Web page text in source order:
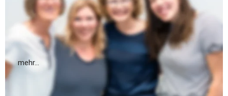
Kinder-Therapie, Therapie für Kindern mit Inkontinenzproblemen,
Psychomotorik, Medical Taping, Fußtherapie nach Zukunft-
Huber, Craniosacrale Therapie, Brüggertherapie, Orofaziale
Regulationstherapie nach Castillo Morales.
mehr...
Nele Winterberg